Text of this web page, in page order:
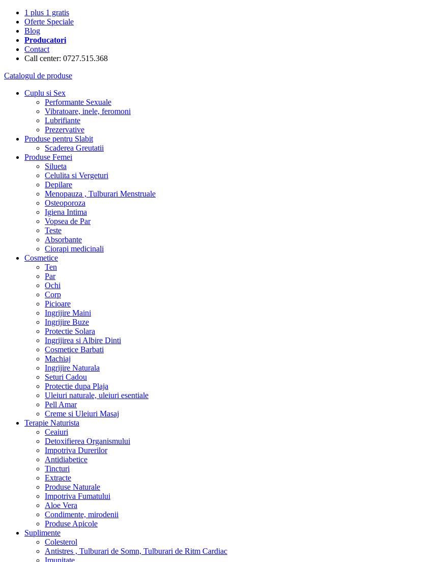
1 plus 1 gratis
Oferte Speciale
Blog
Producatori
Contact
Call center: 0727.515.368
Catalogul de produse
Cuplu si Sex
Performante Sexuale
Vibratoare, inele, feromoni
Lubrifiante
Prezervative
Produse pentru Slabit
Scaderea Greutatii
Produse Femei
Silueta
Celulita si Vergeturi
Depilare
Menopauza , Tulburari Menstruale
Osteoporoza
Igiena Intima
Vopsea de Par
Teste
Absorbante
Ciorapi medicinali
Cosmetice
Ten
Par
Ochi
Corp
Picioare
Ingrijire Maini
Ingrijire Buze
Protectie Solara
Ingrijirea si Albire Dinti
Cosmetice Barbati
Machiaj
Ingrijire Naturala
Seturi Cadou
Protectie dupa Plaja
Uleiuri naturale, uleiuri esentiale
Pell Amar
Creme si Uleiuri Masaj
Terapie Naturista
Ceaiuri
Detoxifierea Organismului
Impotriva Durerilor
Antidiabetice
Tincturi
Extracte
Produse Naturale
Impotriva Fumatului
Aloe Vera
Condimente, mirodenii
Produse Apicole
Suplimente
Colesterol
Antistres , Tulburari de Somn, Tulburari de Ritm Cardiac
Imunitate